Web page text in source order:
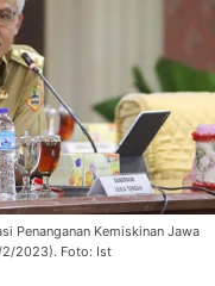
Penanganan Kemiskinan Jawa
2/2023). Foto: Ist